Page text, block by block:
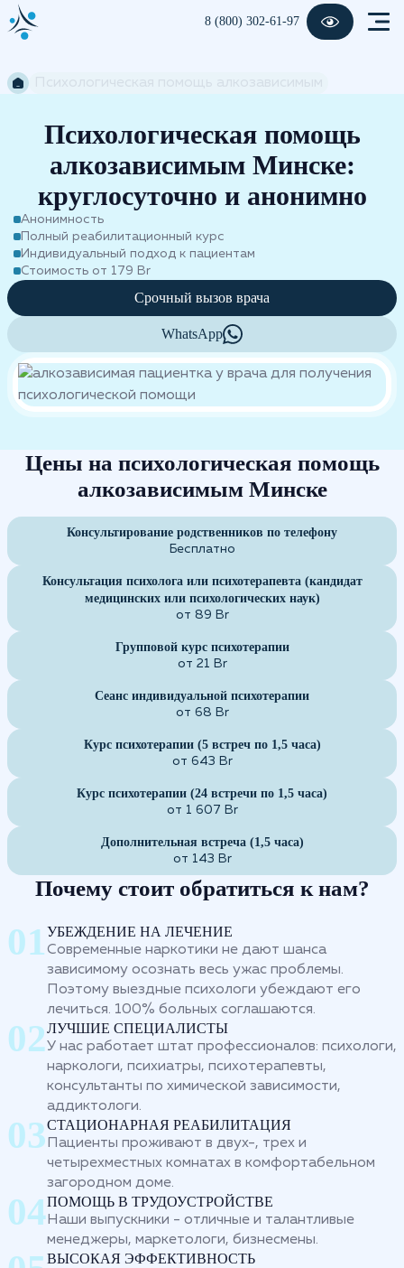
8 (800) 302-61-97
Психологическая помощь
алкозависимым Минске:
круглосуточно и анонимно
Анонимность
Полный реабилитационный курс
Индивидуальный подход к пациентам
Стоимость от 179 Br
Срочный вызов врача
WhatsApp
Цены на психологическая помощь
алкозависимым Минске
Консультирование родственников по телефону
Бесплатно
Консультация психолога или психотерапевта (кандидат
медицинских или психологических наук)
от 89 Br
Групповой курс психотерапии
от 21 Br
Сеанс индивидуальной психотерапии
от 68 Br
Курс психотерапии (5 встреч по 1,5 часа)
от 643 Br
Курс психотерапии (24 встречи по 1,5 часа)
от 1 607 Br
Дополнительная встреча (1,5 часа)
от 143 Br
Почему стоит обратиться к нам?
УБЕЖДЕНИЕ НА ЛЕЧЕНИЕ
Современные наркотики не дают шанса
зависимому осознать весь ужас проблемы.
Поэтому выездные психологи убеждают его
лечиться. 100% больных соглашаются.
ЛУЧШИЕ СПЕЦИАЛИСТЫ
У нас работает штат профессионалов: психологи,
наркологи, психиатры, психотерапевты,
консультанты по химической зависимости,
аддиктологи.
СТАЦИОНАРНАЯ РЕАБИЛИТАЦИЯ
Пациенты проживают в двух-, трех и
четырехместных комнатах в комфортабельном
загородном доме.
ПОМОЩЬ В ТРУДОУСТРОЙСТВЕ
Наши выпускники - отличные и талантливые
менеджеры, маркетологи, бизнесмены.
ВЫСОКАЯ ЭФФЕКТИВНОСТЬ